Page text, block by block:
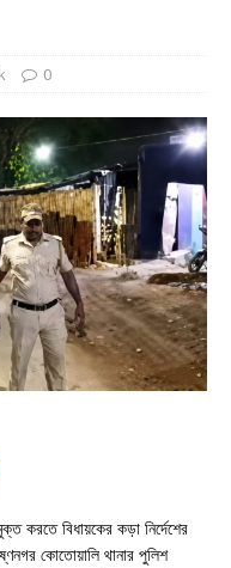
0
করতে বিধায়কের কড়া নির্দেশের
কোতোয়ালি থানার পুলিশ